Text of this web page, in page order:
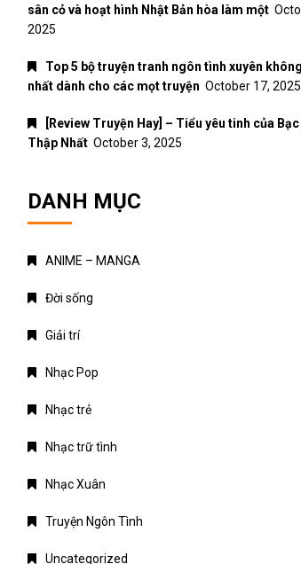
sân cỏ và hoạt hình Nhật Bản hòa làm một
2025
Top 5 bộ truyện tranh ngôn tình xuyên
nhất dành cho các mọt truyện October 17, 2025
[Review Truyện Hay] – Tiểu yêu tinh của
Thập Nhất October 3, 2025
DANH MỤC
ANIME – MANGA
Đời sống
Giải trí
Nhạc Pop
Nhạc trẻ
Nhạc trữ tình
Nhạc Xuân
Truyện Ngôn Tình
Uncategorized